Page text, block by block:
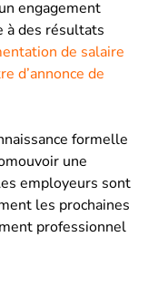
engagement
à des résultats
de salaire
d’annonce de
formelle
une
employeurs sont
les prochaines
professionnel